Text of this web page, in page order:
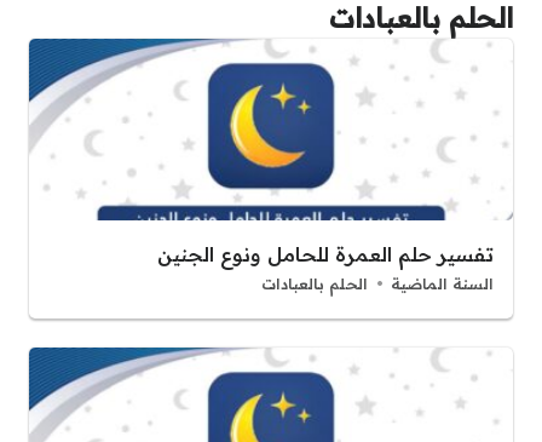
الحلم بالعبادات
تفسير حلم العمرة للحامل ونوع الجنين
السنة الماضية الحلم بالعبادات